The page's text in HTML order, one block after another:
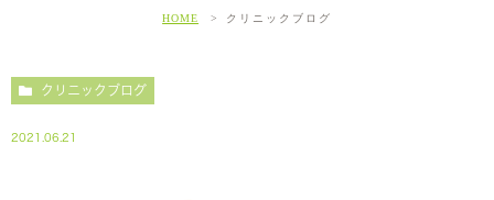
HOME クリニックブログ
クリニックブログ
2021.06.21